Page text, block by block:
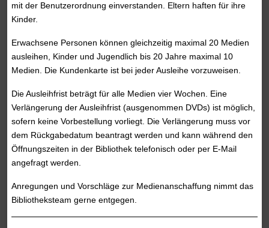
mit der Benutzerordnung einverstanden. Eltern haften für ihre
Kinder.
Erwachsene Personen können gleichzeitig maximal 20 Medien
ausleihen, Kinder und Jugendlich bis 20 Jahre maximal 10
Medien. Die Kundenkarte ist bei jeder Ausleihe vorzuweisen.
Die Ausleihfrist beträgt für alle Medien vier Wochen. Eine
Verlängerung der Ausleihfrist (ausgenommen DVDs) ist möglich,
sofern keine Vorbestellung vorliegt. Die Verlängerung muss vor
dem Rückgabedatum beantragt werden und kann während den
Öffnungszeiten in der Bibliothek telefonisch oder per E-Mail
angefragt werden.
Anregungen und Vorschläge zur Medienanschaffung nimmt das
Bibliotheksteam gerne entgegen.